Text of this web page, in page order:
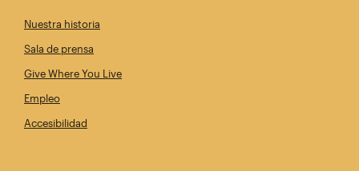
Nuestra historia
Sala de prensa
Give Where You Live
Empleo
Accesibilidad